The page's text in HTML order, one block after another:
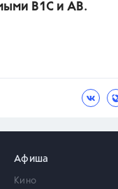
В1С и АВ.
Афиша
Кино